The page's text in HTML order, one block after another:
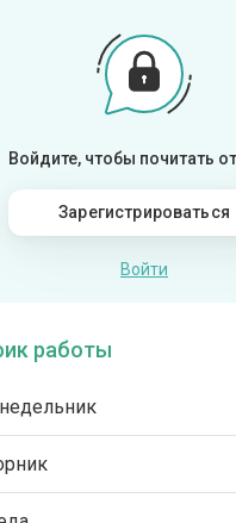
Войдите, чтобы почитать
Зарегистрироваться
Войти
работы